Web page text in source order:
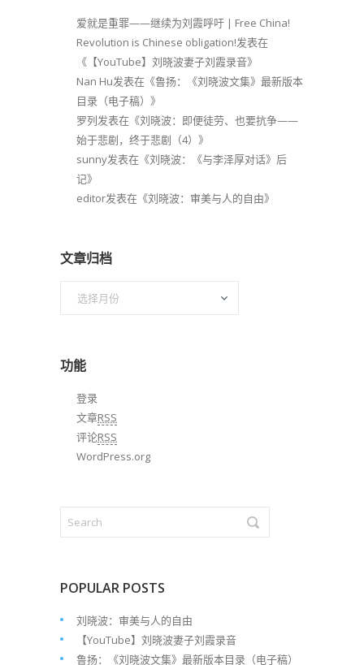
爱就是重罪——继续为刘霞呼吁 | Free China!
Revolution is Chinese obligation!发表在
《 【YouTube】刘晓波妻子刘霞录音》
Nan Hu发表在《鲁扬：《刘晓波文集》最新版本
目录（电子稿） 》
罗列发表在《刘晓波：即便徒劳、也要抗争——
始于悲剧，终于悲剧（4） 》
sunny发表在《刘晓波：《与李泽厚对话》后
记》
editor发表在《刘晓波：审美与人的自由》
文章归档
功能
登录
文章RSS
评论RSS
WordPress.org
POPULAR POSTS
刘晓波：审美与人的自由
【YouTube】刘晓波妻子刘霞录音
鲁扬：《刘晓波文集》最新版本目录（电子稿）